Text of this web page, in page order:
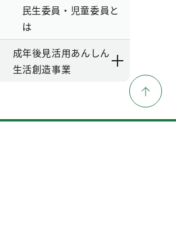
民生委員・児童委員と
は
成年後見活用あんしん
生活創造事業